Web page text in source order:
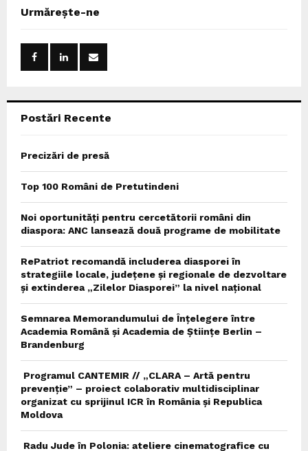
h
Urmărește-ne
Postări Recente
Precizări de presă
Top 100 Români de Pretutindeni
Noi oportunități pentru cercetătorii români din
diaspora: ANC lansează două programe de mobilitate
RePatriot recomandă includerea diasporei în
strategiile locale, județene și regionale de dezvoltare
și extinderea „Zilelor Diasporei” la nivel național
Semnarea Memorandumului de Înțelegere între
Academia Română și Academia de Științe Berlin –
Brandenburg
Programul CANTEMIR // „CLARA – Artă pentru
prevenție” – proiect colaborativ multidisciplinar
organizat cu sprijinul ICR în România și Republica
Moldova
Radu Jude în Polonia: ateliere cinematografice cu